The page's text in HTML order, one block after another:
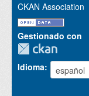
CKAN Association
Gestionado con
Idioma